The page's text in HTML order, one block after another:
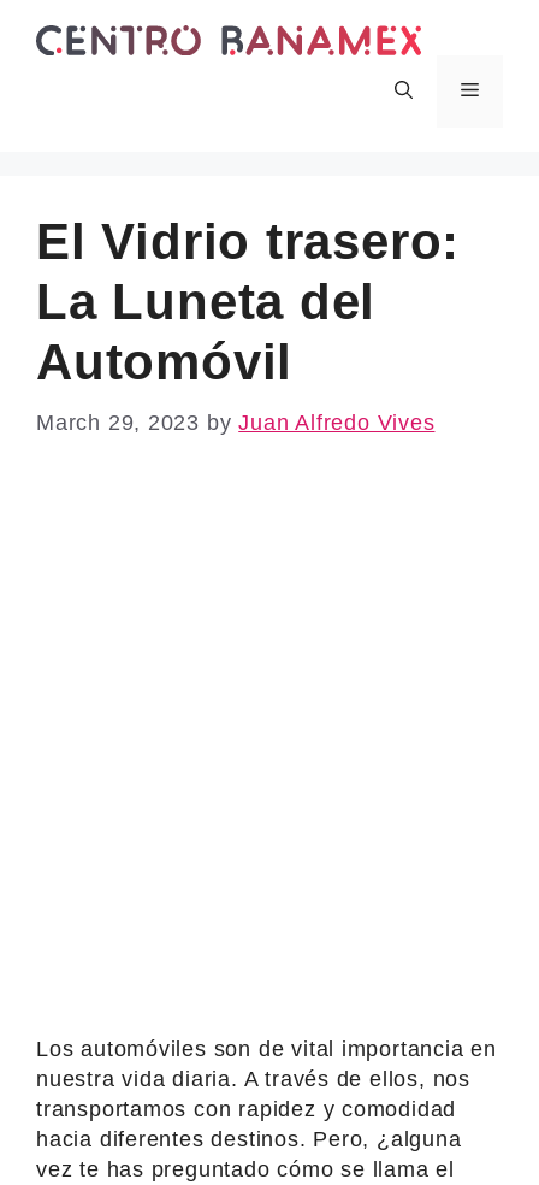
Menu
El Vidrio trasero:
La Luneta del
Automóvil
March 29, 2023 byJuan Alfredo Vives
Los automóviles son de vital importancia en
nuestra vida diaria. A través de ellos, nos
transportamos con rapidez y comodidad
hacia diferentes destinos. Pero, ¿alguna
vez te has preguntado cómo se llama el